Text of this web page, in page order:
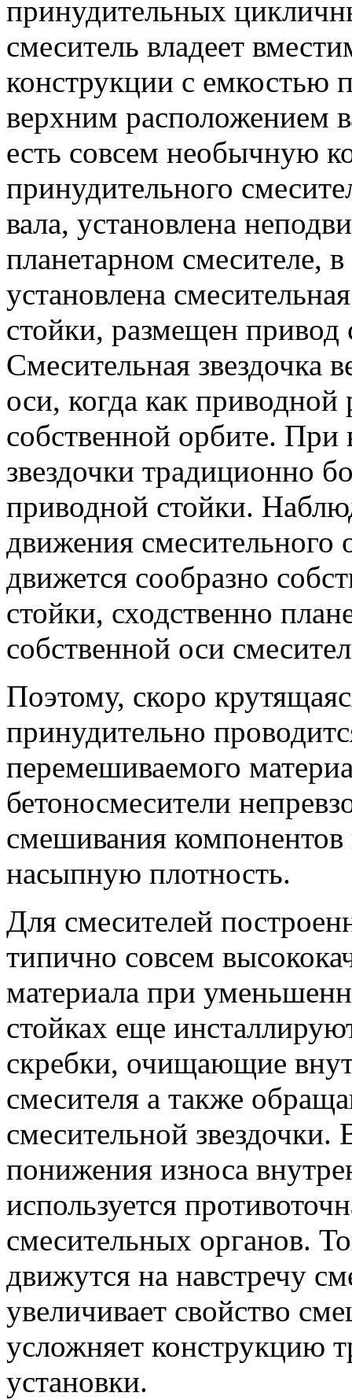
принудительных
смеситель владеет
конструкции с емкостью
верхним расположением
есть совсем необычную
принудительного
вала, установлена
планетарном смесителе,
установлена
стойки, размещен привод
Смесительная звездочка
оси, когда как
собственной орбите.
звездочки традиционно
приводной стойки.
движения смесительного
движется сообразно
стойки, сходственно
собственной оси
Поэтому, скоро
принудительно
перемешиваемого
бетоносмесители
смешивания
насыпную плотность.
Для смесителей
типично совсем
материала при
стойках еще
скребки, очищающие
смесителя а также
смесительной
понижения износа
используется
смесительных органов.
движутся на навстречу
увеличивает свойство
усложняет конструкцию
установки.